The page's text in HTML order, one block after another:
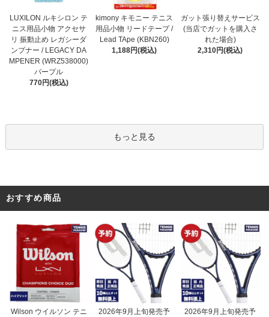
LUXILON ルキシロン テ
ニス用品小物 アクセサ
リ 振動止め レガシーダ
ンプナー / LEGACY DA
MPENER (WRZ538000)
パープル
770円(税込)
kimony キモニー テニス
用品小物 リードテープ /
Lead TApe (KBN260)
1,188円(税込)
ガット張り替えサービス
(当店でガットを購入さ
れた場合)
2,310円(税込)
もっと見る
おすすめ商品
Wilson ウイルソン テニ
2026年9月上旬発売予
2026年9月上旬発売予